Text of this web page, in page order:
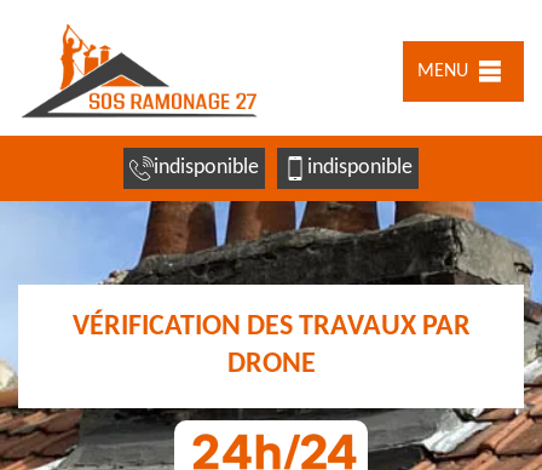
MENU
indisponible indisponible
VÉRIFICATION DES TRAVAUX PAR
DRONE